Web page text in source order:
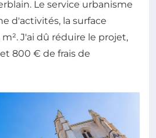
Le service urbanisme
d'activités, la surface
J'ai dû réduire le projet,
800 € de frais de